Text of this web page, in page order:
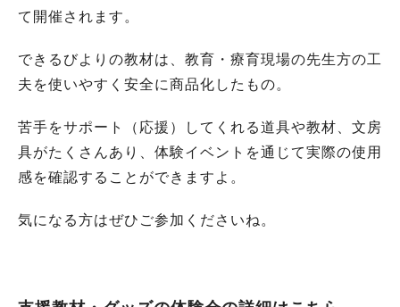
て開催されます。
できるびよりの教材は、教育・療育現場の先生方の工
夫を使いやすく安全に商品化したもの。
苦手をサポート（応援）してくれる道具や教材、文房
具がたくさんあり、体験イベントを通じて実際の使用
感を確認することができますよ。
気になる方はぜひご参加くださいね。